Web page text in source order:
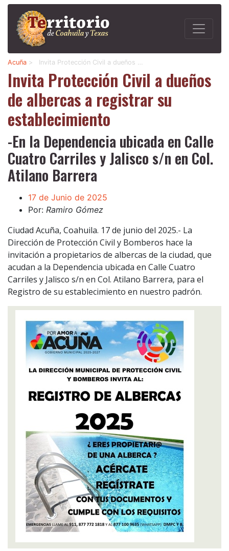
Acuña > Invita Protección Civil a dueños …
Invita Protección Civil a dueños
de albercas a registrar su
establecimiento
-En la Dependencia ubicada en Calle
Cuatro Carriles y Jalisco s/n en Col.
Atilano Barrera
17 de Junio de 2025
Por: Ramiro Gómez
Ciudad Acuña, Coahuila. 17 de junio del 2025.- La
Dirección de Protección Civil y Bomberos hace la
invitación a propietarios de albercas de la ciudad, que
acudan a la Dependencia ubicada en Calle Cuatro
Carriles y Jalisco s/n en Col. Atilano Barrera, para el
Registro de su establecimiento en nuestro padrón.